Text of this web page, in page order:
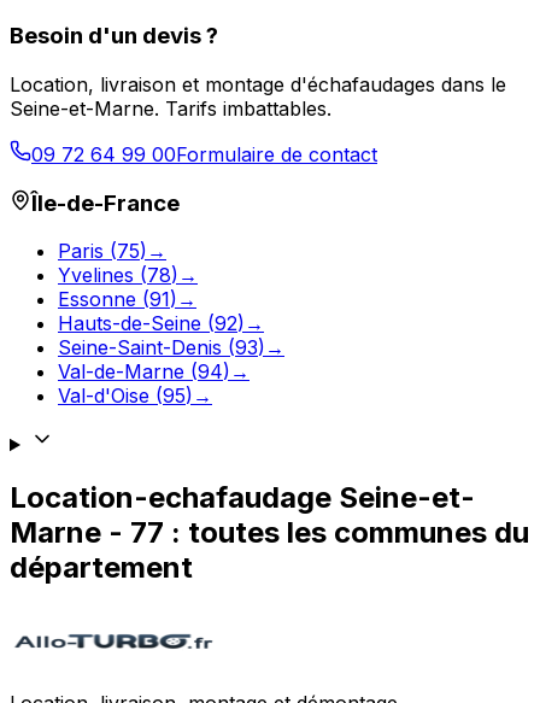
Besoin d'un devis ?
Location, livraison et montage d'échafaudages dans le
Seine-et-Marne. Tarifs imbattables.
09 72 64 99 00Formulaire de contact
Île-de-France
Paris (75) →
Yvelines (78) →
Essonne (91) →
Hauts-de-Seine (92) →
Seine-Saint-Denis (93) →
Val-de-Marne (94) →
Val-d'Oise (95) →
Location-echafaudage Seine-et-
Marne - 77 : toutes les communes du
département